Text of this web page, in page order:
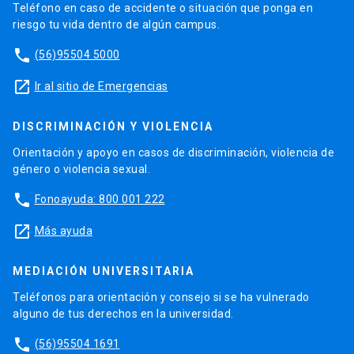
Teléfono en caso de accidente o situación que ponga en
riesgo tu vida dentro de algún campus.
phone (56)95504 5000
launch Ir al sitio de Emergencias
DISCRIMINACIÓN Y VIOLENCIA
Orientación y apoyo en casos de discriminación, violencia de
género o violencia sexual.
phone Fonoayuda: 800 001 222
launch Más ayuda
MEDIACIÓN UNIVERSITARIA
Teléfonos para orientación y consejo si se ha vulnerado
alguno de tus derechos en la universidad.
phone (56)95504 1691